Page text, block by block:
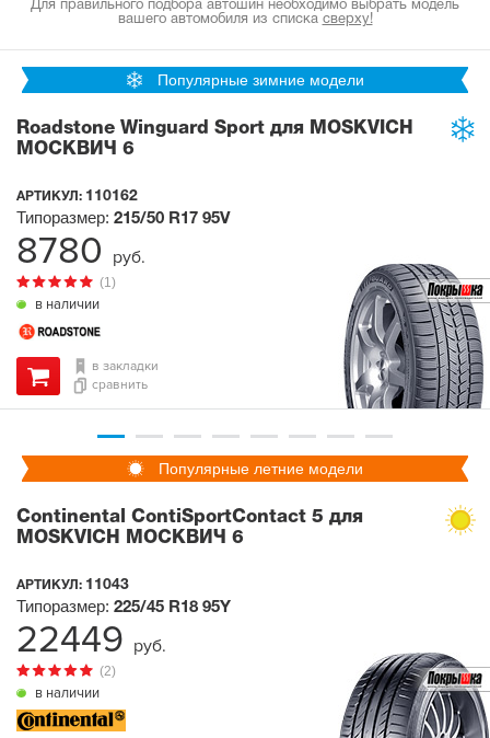
Для правильного подбора автошин необходимо выбрать модель
вашего автомобиля из списка сверху!
Популярные зимние модели
Roadstone Winguard Sport для MOSKVICH
МОСКВИЧ 6
АРТИКУЛ: 110162
в наличии
(1)
Типоразмер: 215/50 R17 95V
в закладки
сравнить
8780 руб.
Популярные летние модели
Continental ContiSportContact 5 для
MOSKVICH МОСКВИЧ 6
АРТИКУЛ: 11043
в наличии
(2)
Типоразмер: 225/45 R18 95Y
22449 руб.